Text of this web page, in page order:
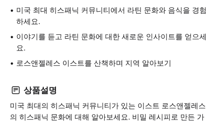
미국 최대 히스패닉 커뮤니티에서 라틴 문화와 음식을 경험
하세요.
이야기를 듣고 라틴 문화에 대한 새로운 인사이트를 얻으세
요.
로스앤젤레스 이스트를 산책하며 지역 알아보기
상품설명
미국 최대의 히스패닉 커뮤니티가 있는 이스트 로스앤젤레스
의 히스패닉 문화에 대해 알아보세요. 비밀 레시피로 만든 가